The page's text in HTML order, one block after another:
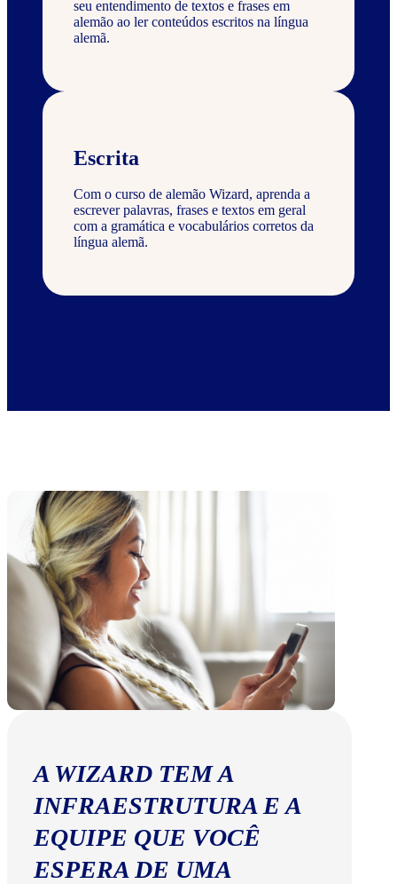
seu entendimento de textos e frases em
alemão ao ler conteúdos escritos na língua
alemã.
Escrita
Com o curso de alemão Wizard, aprenda a
escrever palavras, frases e textos em geral
com a gramática e vocabulários corretos da
língua alemã.
A WIZARD TEM A
INFRAESTRUTURA E A
EQUIPE QUE VOCÊ
ESPERA DE UMA